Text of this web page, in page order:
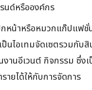
ด์หรือองค์กร
หน้าหรือหมวกแก๊ปแฟชั่
นไอเทมจัดเซตรวมกับ
งานอีเวนต์ กิจกรรม ซึ่ง
ายได้ให้กับการจัดการ